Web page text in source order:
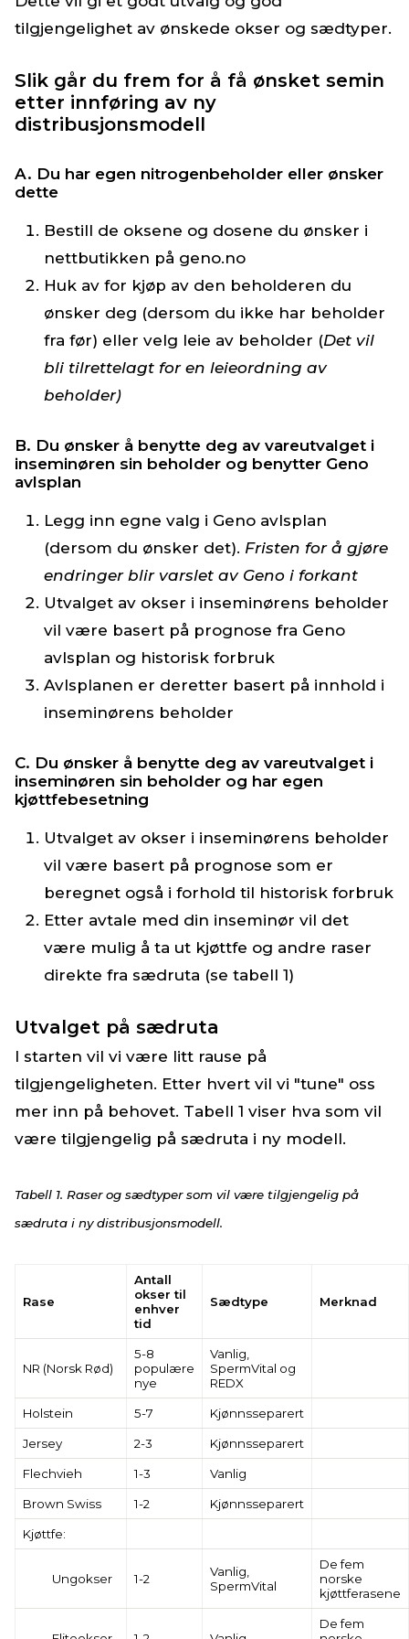
tilgjengelighet av ønskede okser og sædtyper.
Slik går du frem for å få ønsket semin
etter innføring av ny
distribusjonsmodell
A. Du har egen nitrogenbeholder eller ønsker
dette
Bestill de oksene og dosene du ønsker i
nettbutikken på geno.no
Huk av for kjøp av den beholderen du
ønsker deg (dersom du ikke har beholder
fra før) eller velg leie av beholder (Det vil
bli tilrettelagt for en leieordning av
beholder)
B. Du ønsker å benytte deg av vareutvalget i
inseminøren sin beholder og benytter Geno
avlsplan
Legg inn egne valg i Geno avlsplan
(dersom du ønsker det). Fristen for å gjøre
endringer blir varslet av Geno i forkant
Utvalget av okser i inseminørens beholder
vil være basert på prognose fra Geno
avlsplan og historisk forbruk
Avlsplanen er deretter basert på innhold i
inseminørens beholder
C. Du ønsker å benytte deg av vareutvalget i
inseminøren sin beholder og har egen
kjøttfebesetning
Utvalget av okser i inseminørens beholder
vil være basert på prognose som er
beregnet også i forhold til historisk forbruk
Etter avtale med din inseminør vil det
være mulig å ta ut kjøttfe og andre raser
direkte fra sædruta (se tabell 1)
Utvalget på sædruta
I starten vil vi være litt rause på
tilgjengeligheten. Etter hvert vil vi "tune" oss
mer inn på behovet. Tabell 1 viser hva som vil
være tilgjengelig på sædruta i ny modell.
Tabell 1. Raser og sædtyper som vil være tilgjengelig på
sædruta i ny distribusjonsmodell.
Rase
Antall
okser til
enhver
tid
Sædtype Merknad
NR (Norsk Rød)
5-8
populære
nye
Vanlig,
SpermVital og
REDX
Holstein 5-7 Kjønnsseparert
Jersey 2-3 Kjønnsseparert
Flechvieh 1-3 Vanlig
Brown Swiss 1-2 Kjønnsseparert
Kjøttfe:
Ungokser 1-2
Vanlig,
SpermVital
De fem
norske
kjøttferasene
De fem
Vår rolle er å legge til rette for en sunn og kontrollert
utvikling som er bra både for Geno og eierne våre.
Leieordninger
Nitrogenleveranser
Service og oppfølging
Ny NRF-genetikk tilbys raskere